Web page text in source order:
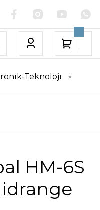
Teknoloji
HM-6S